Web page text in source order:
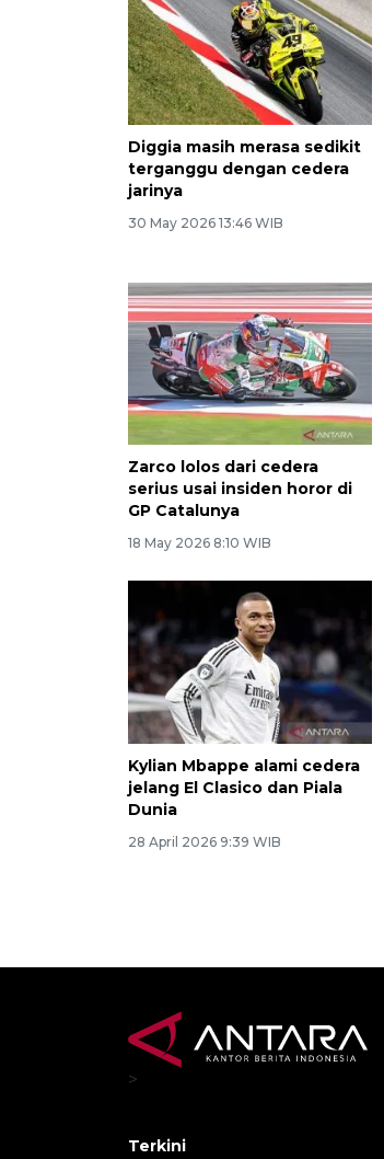
Diggia masih merasa sedikit
terganggu dengan cedera
jarinya
30 May 2026 13:46 WIB
Zarco lolos dari cedera
serius usai insiden horor di
GP Catalunya
18 May 2026 8:10 WIB
Kylian Mbappe alami cedera
jelang El Clasico dan Piala
Dunia
28 April 2026 9:39 WIB
>
Terkini